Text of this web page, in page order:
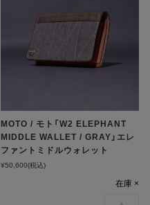
MOTO / モト「W2 ELEPHANT
MIDDLE WALLET / GRAY」エレ
ファントミドルウォレット
¥50,600(税込)
在庫 ×